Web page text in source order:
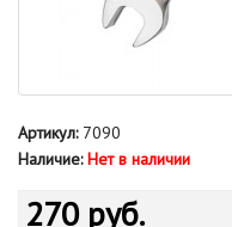
Артикул:7090
Наличие: Нет в наличии
270 руб.